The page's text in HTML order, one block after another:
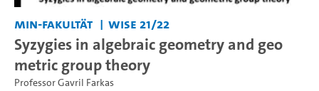
MIN-Fakultät WiSe 21/22
Syzygies in algebraic geometry and geo
metric group theory
Professor Gavril Farkas